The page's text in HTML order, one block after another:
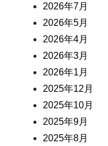
2026年7月
2026年5月
2026年4月
2026年3月
2026年1月
2025年12月
2025年10月
2025年9月
2025年8月